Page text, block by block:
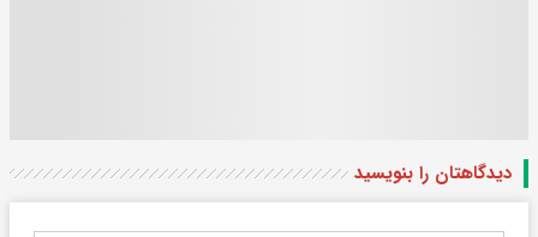
دیدگاهتان را بنویسید